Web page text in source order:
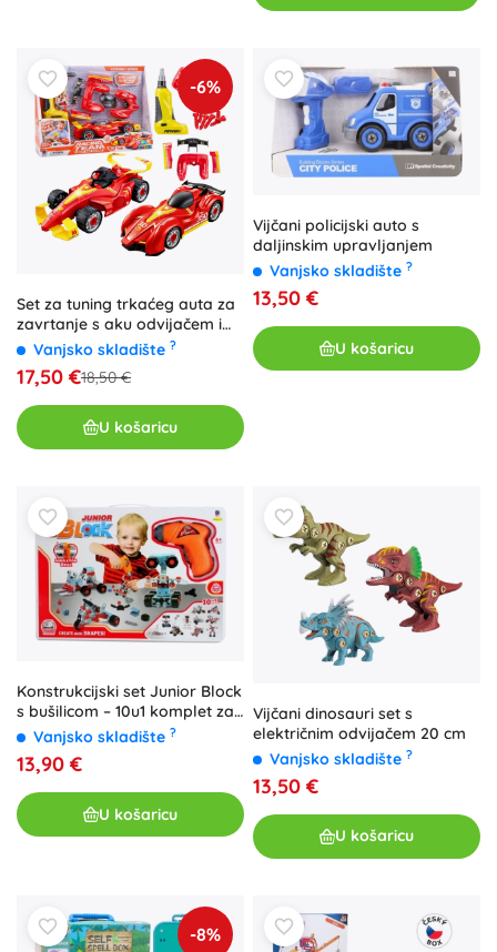
-6%
Set za tuning trkaćeg auta za
zavrtanje s aku odvijačem i
svjetlima
Vanjsko skladište ?
17,50 €18,50 €
U košaricu
Vijčani policijski auto s
daljinskim upravljanjem
Vanjsko skladište ?
13,50 €
U košaricu
Konstrukcijski set Junior Block
s bušilicom – 10u1 komplet za
djecu 6+
Vanjsko skladište ?
13,90 €
U košaricu
Vijčani dinosauri set s
električnim odvijačem 20 cm
Vanjsko skladište ?
13,50 €
U košaricu
-8%